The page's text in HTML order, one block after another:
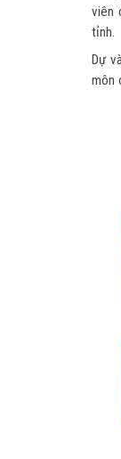
viên
tỉnh.
Dự
môn